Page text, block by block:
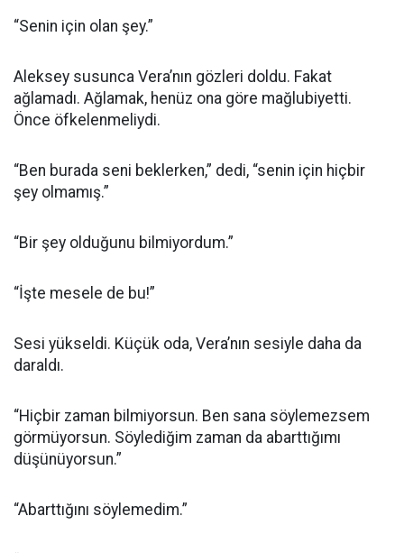
“Senin için olan şey.”
Aleksey susunca Vera’nın gözleri doldu. Fakat
ağlamadı. Ağlamak, henüz ona göre mağlubiyetti.
Önce öfkelenmeliydi.
“Ben burada seni beklerken,” dedi, “senin için hiçbir
şey olmamış.”
“Bir şey olduğunu bilmiyordum.”
“İşte mesele de bu!”
Sesi yükseldi. Küçük oda, Vera’nın sesiyle daha da
daraldı.
“Hiçbir zaman bilmiyorsun. Ben sana söylemezsem
görmüyorsun. Söylediğim zaman da abarttığımı
düşünüyorsun.”
“Abarttığını söylemedim.”